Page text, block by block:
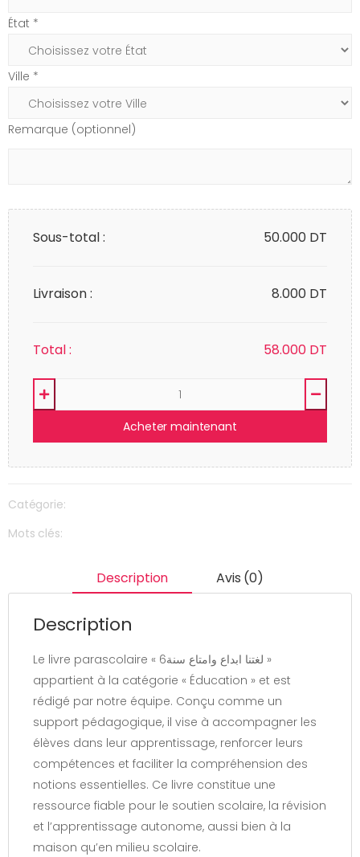
État *
Ville *
Remarque (optionnel)
Sous-total : 50.000 DT
Livraison : 8.000 DT
Total : 58.000 DT
Acheter maintenant
Catégorie:
Mots clés:
Description Avis (0)
Description
Le livre parascolaire « لغتنا ابداع وامتاع سنة6 »
appartient à la catégorie « Éducation » et est
rédigé par notre équipe. Conçu comme un
support pédagogique, il vise à accompagner les
élèves dans leur apprentissage, renforcer leurs
compétences et faciliter la compréhension des
notions essentielles. Ce livre constitue une
ressource fiable pour le soutien scolaire, la révision
et l’apprentissage autonome, aussi bien à la
maison qu’en milieu scolaire.